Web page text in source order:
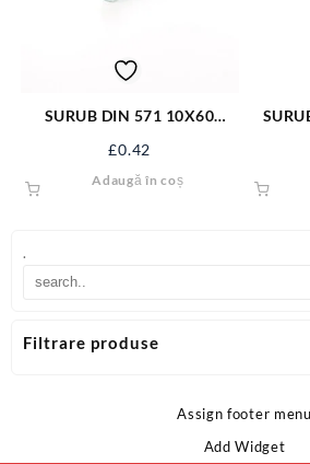
.
Filtrare produse
SURUB DIN 571 10X60
£0.42
Adaugă în coș
Assign footer menu
Add Widget